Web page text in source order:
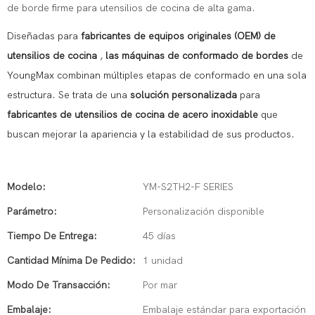
de borde firme para utensilios de cocina de alta gama.
Diseñadas para fabricantes de equipos originales (OEM) de
utensilios de cocina , las máquinas de conformado de bordes de
YoungMax combinan múltiples etapas de conformado en una sola
estructura. Se trata de una solución personalizada para
fabricantes de utensilios de cocina de acero inoxidable que
buscan mejorar la apariencia y la estabilidad de sus productos.
Modelo: YM-S2TH2-F SERIES
Parámetro: Personalización disponible
Tiempo De Entrega: 45 días
Cantidad Mínima De Pedido: 1 unidad
Modo De Transacción: Por mar
Embalaje: Embalaje estándar para exportación